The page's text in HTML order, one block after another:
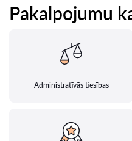
Pakalpojumu
Administratīvās tiesības